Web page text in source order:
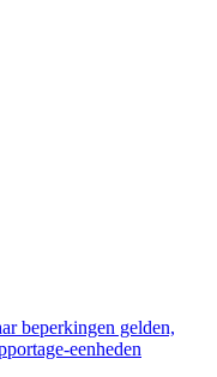
beperkingen gelden,
eenheden